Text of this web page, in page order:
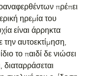
πρέπει
ηρεμία του
είναι άρρηκτα
αυτοεκτίμηση,
το παιδί δε νιώσει
διαταρράσεται